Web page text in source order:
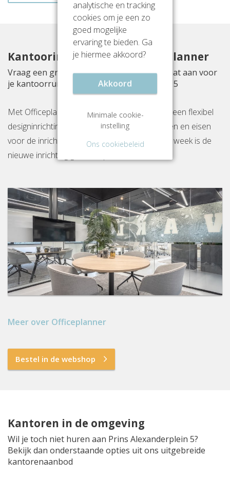
Kantoorinrichting met Officeplanner
Vraag een gratis inrichtingsvoorstel op maat aan voor
je kantoorruimte aan Prins Alexanderplein 5
Met Officeplanner huur, huurkoop of koop je een flexibel
designinrichtingspakket op basis van je wensen en eisen
voor de inrichting van jouw kantoor. Binnen 1 week is de
nieuwe inrichting gereed op locatie.
Meer over Officeplanner
Bestel in de webshop
Kantoren in de omgeving
Wil je toch niet huren aan Prins Alexanderplein 5?
Bekijk dan onderstaande opties uit ons uitgebreide
kantorenaanbod
analytische en tracking
cookies om je een zo
goed mogelijke
ervaring te bieden. Ga
je hiermee akkoord?
Akkoord
Minimale cookie-
instelling
Ons cookiebeleid